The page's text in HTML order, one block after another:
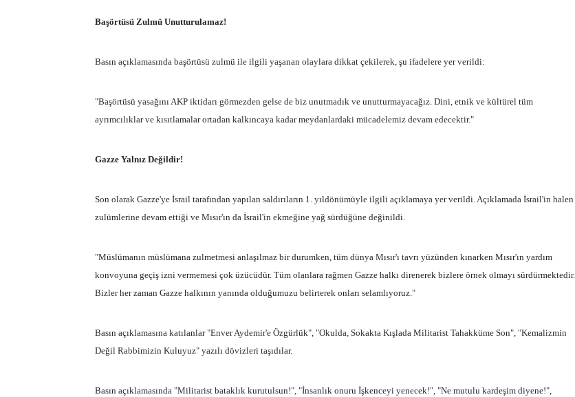
Başörtüsü Zulmü Unutturulamaz!
Basın açıklamasında başörtüsü zulmü ile ilgili yaşanan olaylara dikkat çekilerek, şu ifadelere yer verildi:
"Başörtüsü yasağını AKP iktidarı görmezden gelse de biz unutmadık ve unutturmayacağız. Dini, etnik ve kültürel tüm
ayrımcılıklar ve kısıtlamalar ortadan kalkıncaya kadar meydanlardaki mücadelemiz devam edecektir."
Gazze Yalnız Değildir!
Son olarak Gazze'ye İsrail tarafından yapılan saldırıların 1. yıldönümüyle ilgili açıklamaya yer verildi. Açıklamada İsrail'in halen
zulümlerine devam ettiği ve Mısır'ın da İsrail'in ekmeğine yağ sürdüğüne değinildi.
"Müslümanın müslümana zulmetmesi anlaşılmaz bir durumken, tüm dünya Mısır'ı tavrı yüzünden kınarken Mısır'ın yardım
konvoyuna geçiş izni vermemesi çok üzücüdür. Tüm olanlara rağmen Gazze halkı direnerek bizlere örnek olmayı sürdürmektedir.
Bizler her zaman Gazze halkının yanında olduğumuzu belirterek onları selamlıyoruz."
Basın açıklamasına katılanlar "Enver Aydemir'e Özgürlük", "Okulda, Sokakta Kışlada Militarist Tahakküme Son", "Kemalizmin
Değil Rabbimizin Kuluyuz" yazılı dövizleri taşıdılar.
Basın açıklamasında "Militarist bataklık kurutulsun!", "İnsanlık onuru İşkenceyi yenecek!", "Ne mutulu kardeşim diyene!",